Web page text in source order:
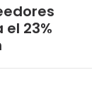
23%